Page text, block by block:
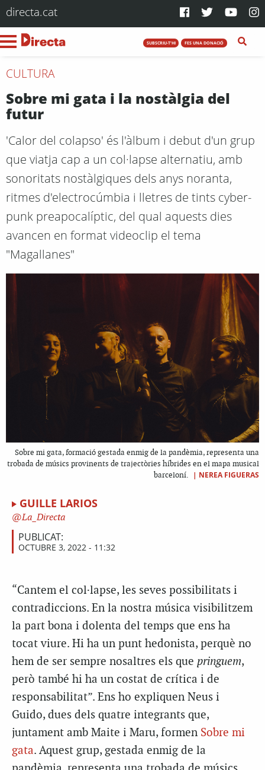
directa.cat
SUBSCRIU-T'HI FES UNA DONACIÓ
CULTURA
Sobre mi gata i la nostàlgia del
futur
'Calor del colapso' és l'àlbum i debut d'un grup
que viatja cap a un col·lapse alternatiu, amb
sonoritats nostàlgiques dels anys noranta,
ritmes d'electrocúmbia i lletres de tints cyber-
punk preapocalíptic, del qual aquests dies
avancen en format videoclip el tema
"Magallanes"
Sobre mi gata, formació gestada enmig de la pandèmia, representa una
trobada de músics provinents de trajectòries híbrides en el mapa musical
barceloní.
| NEREA FIGUERAS
GUILLE LARIOS
La_Directa
PUBLICAT:
OCTUBRE 3, 2022 - 11:32
“Cantem el col·lapse, les seves possibilitats i
contradiccions. En la nostra música visibilitzem
la part bona i dolenta del temps que ens ha
tocat viure. Hi ha un punt hedonista, perquè no
hem de ser sempre nosaltres els que pringuem,
però també hi ha un costat de crítica i de
responsabilitat”. Ens ho expliquen Neus i
Guido, dues dels quatre integrants que,
juntament amb Maite i Maru, formen Sobre mi
gata. Aquest grup, gestada enmig de la